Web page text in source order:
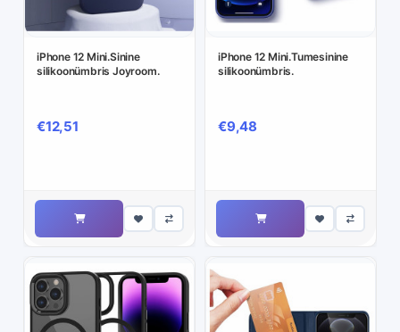
iPhone 12 Mini.Sinine
silikoonümbris Joyroom.
€12,51
iPhone 12 Mini.Tumesinine
silikoonümbris.
€9,48